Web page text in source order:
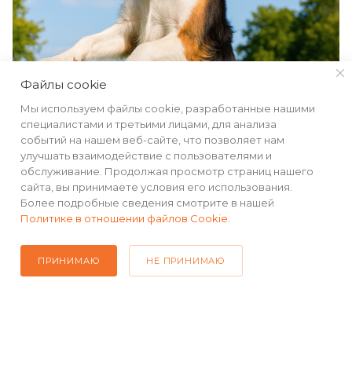
КАТАЛОГ
ПОМОЩЬ
Файлы cookie
Мы используем файлы cookie, разработанные нашими
специалистами и третьими лицами, для анализа
событий на нашем веб-сайте, что позволяет нам
улучшать взаимодействие с пользователями и
обслуживание. Продолжая просмотр страниц нашего
сайта, вы принимаете условия его использования.
Более подробные сведения смотрите в нашей
Политике в отношении файлов Cookie
ПРИНИМАЮ НЕ ПРИНИМАЮ